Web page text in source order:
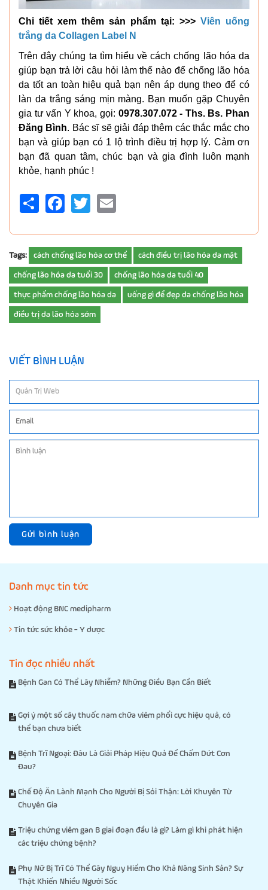
Chi tiết xem thêm sản phẩm tại: >>> Viên uống
trắng da Collagen Label N
Trên đây chúng ta tìm hiểu về cách chống lão hóa da
giúp bạn trả lời câu hỏi làm thế nào để chống lão hóa
da tốt an toàn hiệu quả bạn nên áp dụng theo để có
làn da trắng sáng mịn màng. Bạn muốn gặp Chuyên
gia tư vấn Y khoa, gọi: 0978.307.072 - Ths. Bs. Phan
Đăng Bình. Bác sĩ sẽ giải đáp thêm các thắc mắc cho
bạn và giúp bạn có 1 lộ trình điều trị hợp lý. Cảm ơn
bạn đã quan tâm, chúc bạn và gia đình luôn mạnh
khỏe, hạnh phúc !
Share FacebookTwitter
Tags: cách chống lão hóa cơ thể cách điều trị lão hóa da mặt
chống lão hóa da tuổi 30 chống lão hóa da tuổi 40
thực phẩm chống lão hóa da uống gì để đẹp da chống lão hóa
điều trị da lão hóa sớm
VIẾT BÌNH LUẬN
Gửi bình luận
Danh mục tin tức
Hoạt động BNC medipharm
Tin tức sức khỏe - Y dược
Tin đọc nhiều nhất
Bệnh Gan Có Thể Lây Nhiễm? Những Điều Bạn Cần Biết
Gợi ý một số cây thuốc nam chữa viêm phổi cực hiệu quả, có
thể bạn chưa biết
Bệnh Trĩ Ngoại: Đâu Là Giải Pháp Hiệu Quả Để Chấm Dứt Cơn
Đau?
Chế Độ Ăn Lành Mạnh Cho Người Bị Sỏi Thận: Lời Khuyên Từ
Chuyên Gia
Triệu chứng viêm gan B giai đoạn đầu là gì? Làm gì khi phát hiện
các triệu chứng bệnh?
Phụ Nữ Bị Trĩ Có Thể Gây Nguy Hiểm Cho Khả Năng Sinh Sản? Sự
Thật Khiến Nhiều Người Sốc